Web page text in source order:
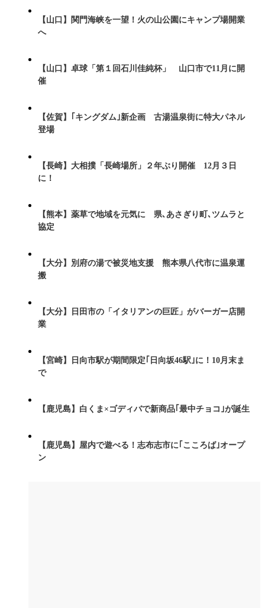
【山口】関門海峡を一望！火の山公園にキャンプ場開業
へ
【山口】卓球「第１回石川佳純杯」 山口市で11月に開
催
【佐賀】｢キングダム｣新企画 古湯温泉街に特大パネル
登場
【長崎】大相撲「長崎場所」２年ぶり開催 12月３日
に！
【熊本】薬草で地域を元気に 県､あさぎり町､ツムラと
協定
【大分】別府の湯で被災地支援 熊本県八代市に温泉運
搬
【大分】日田市の「イタリアンの巨匠」がバーガー店開
業
【宮崎】日向市駅が期間限定｢日向坂46駅｣に！10月末ま
で
【鹿児島】白くま×ゴディバで新商品｢最中チョコ｣が誕生
【鹿児島】屋内で遊べる！志布志市に｢こころば｣オープ
ン